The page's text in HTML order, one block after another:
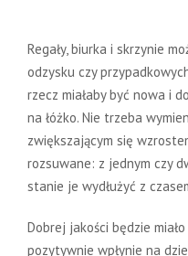
Regały, biurka i skrzynie
odzysku czy
rzecz miałaby być nowa i
na łóżko. Nie trzeba
zwiększającym się
rozsuwane: z jednym czy
stanie je wydłużyć z
Dobrej jakości będzie
pozytywnie wpłynie na